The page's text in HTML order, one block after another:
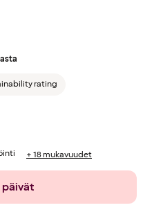
rating
+ 18 mukavuudet